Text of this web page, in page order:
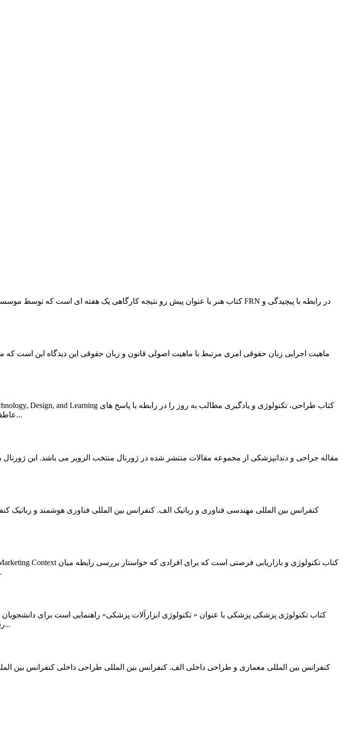
عاطفی و چگونگی تاثیر تکنولوژی و فناوری بر نحوه و محتوای آنچه که یاد می گیریم بیان می دارد. طراحی...
کنفرانس بین المللی مهندسی فناوری و رباتیک الف. کنفرانس بین المللی فناوری هوشمند و رباتیک
تکنولوژی و این
رشته مهندسی پزشکی که در رابطه با دستگاه های پزشکی الکتریکی و مکانیکی می باشد. بیست فصل...
کنفرانس بین المللی معماری و طراحی داخلی الف. کنفرانس بین المللی طراحی داخلی کنفرانس بین